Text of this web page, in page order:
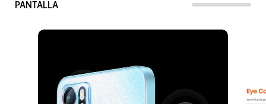
PANTALLA